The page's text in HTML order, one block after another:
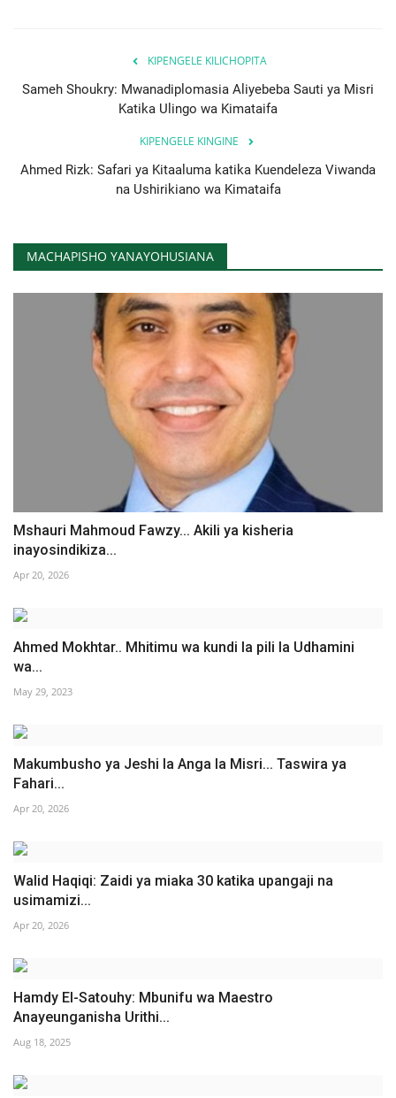
KIPENGELE KILICHOPITA
Sameh Shoukry: Mwanadiplomasia Aliyebeba Sauti ya Misri
Katika Ulingo wa Kimataifa
KIPENGELE KINGINE
Ahmed Rizk: Safari ya Kitaaluma katika Kuendeleza Viwanda
na Ushirikiano wa Kimataifa
MACHAPISHO YANAYOHUSIANA
Mshauri Mahmoud Fawzy... Akili ya kisheria
inayosindikiza...
Apr 20, 2026
Ahmed Mokhtar.. Mhitimu wa kundi la pili la Udhamini
wa...
May 29, 2023
Makumbusho ya Jeshi la Anga la Misri... Taswira ya
Fahari...
Apr 20, 2026
Walid Haqiqi: Zaidi ya miaka 30 katika upangaji na
usimamizi...
Apr 20, 2026
Hamdy El-Satouhy: Mbunifu wa Maestro
Anayeunganisha Urithi...
Aug 18, 2025